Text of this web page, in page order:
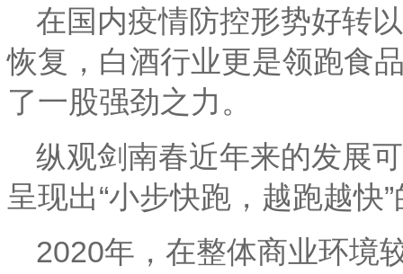
在国内疫情防控形势好转
恢复，白酒行业更是领跑食
了一股强劲之力。
纵观剑南春近年来的发展
呈现出“小步快跑，越跑越快
2020年，在整体商业环境